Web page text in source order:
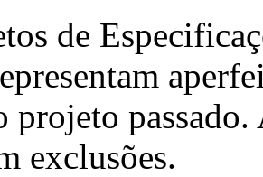
de
projeto
exclusões.